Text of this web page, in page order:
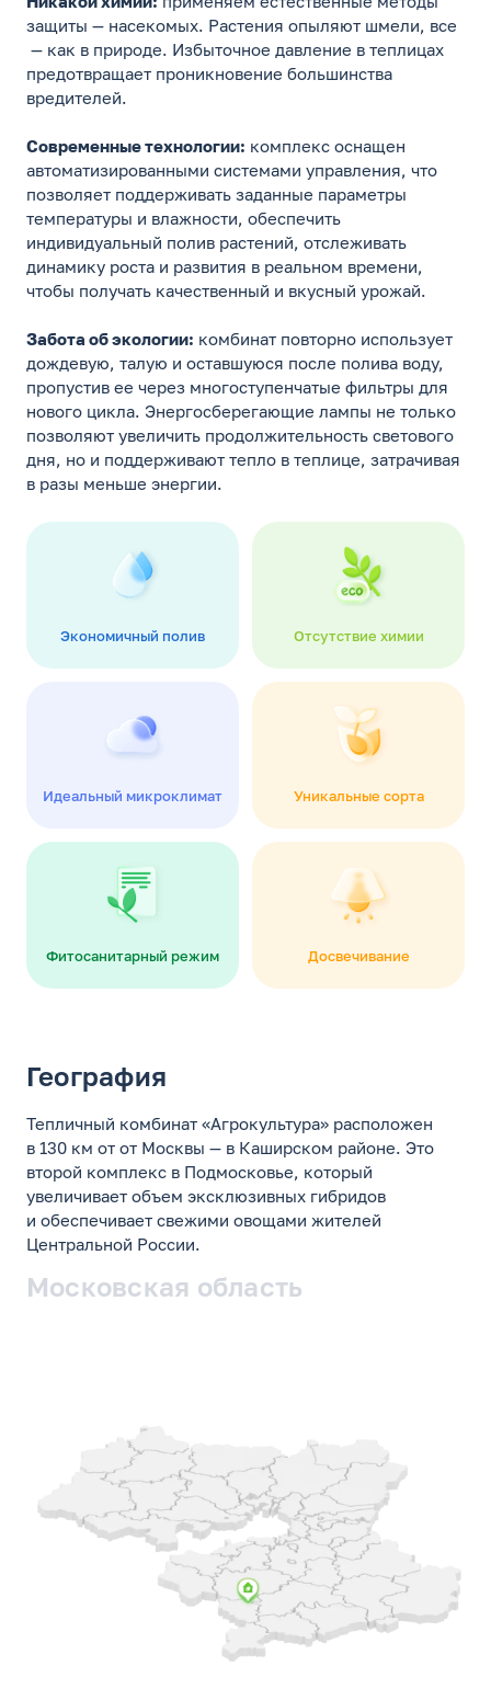
защиты — насекомых. Растения опыляют шмели, все
— как в природе. Избыточное давление в теплицах
предотвращает проникновение большинства
вредителей.
Современные технологии: комплекс оснащен
автоматизированными системами управления, что
позволяет поддерживать заданные параметры
температуры и влажности, обеспечить
индивидуальный полив растений, отслеживать
динамику роста и развития в реальном времени,
чтобы получать качественный и вкусный урожай.
Забота об экологии: комбинат повторно использует
дождевую, талую и оставшуюся после полива воду,
пропустив ее через многоступенчатые фильтры для
нового цикла. Энергосберегающие лампы не только
позволяют увеличить продолжительность светового
дня, но и поддерживают тепло в теплице, затрачивая
в разы меньше энергии.
Экономичный полив Отсутствие химии
Идеальный микроклимат Уникальные сорта
Фитосанитарный режим Досвечивание
География
Тепличный комбинат «Агрокультура» расположен
в 130 км от от Москвы — в Каширском районе. Это
второй комплекс в Подмосковье, который
увеличивает объем эксклюзивных гибридов
и обеспечивает свежими овощами жителей
Центральной России.
Московская область